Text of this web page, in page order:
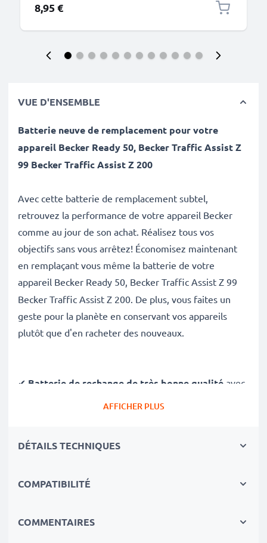
8,95 €
VUE D'ENSEMBLE
Batterie neuve de remplacement pour votre
appareil Becker Ready 50, Becker Traffic Assist Z
99 Becker Traffic Assist Z 200
Avec cette batterie de remplacement subtel,
retrouvez la performance de votre appareil Becker
comme au jour de son achat. Réalisez tous vos
objectifs sans vous arrêtez! Économisez maintenant
en remplaçant vous même la batterie de votre
appareil Becker Ready 50, Becker Traffic Assist Z 99
Becker Traffic Assist Z 200. De plus, vous faites un
geste pour la planète en conservant vos appareils
plutôt que d'en racheter des nouveaux.
✔ Batterie de rechange de très bonne qualité avec
✔Sécurité et Fiabilité Garanties contre
✔Les batteries sont testées et contrôlées
par des
✔100% compatible
AFFICHER PLUS
DÉTAILS TECHNIQUES
COMPATIBILITÉ
COMMENTAIRES